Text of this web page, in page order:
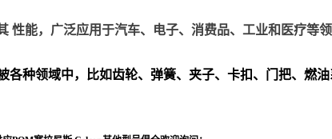
性能，广泛应用于汽车、电子、消费品、工业和医疗等
各种领域中，比如齿轮、弹簧、夹子、卡扣、门把、 燃